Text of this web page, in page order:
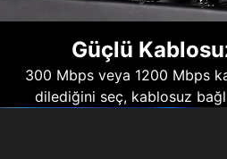
Güçlü
300 Mbps veya 1200 Mbps
dilediğini seç, kablosuz